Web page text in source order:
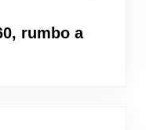
rumbo a